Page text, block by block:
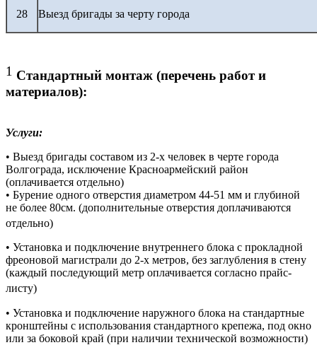
28 Выезд бригады за черту города
1 Стандартный монтаж (перечень работ и
материалов):
Услуги:
• Выезд бригады составом из 2-х человек в черте города
Волгограда, исключение Красноармейский район
(оплачивается отдельно)
• Бурение одного отверстия диаметром 44-51 мм и глубиной
не более 80см. (дополнительные отверстия доплачиваются
отдельно)
• Установка и подключение внутреннего блока с прокладной
фреоновой магистрали до 2-х метров, без заглубления в стену
(каждый последующий метр оплачивается согласно прайс-
листу)
• Установка и подключение наружного блока на стандартные
кронштейны с использования стандартного крепежа, под окно
или за боковой край (при наличии технической возможности)